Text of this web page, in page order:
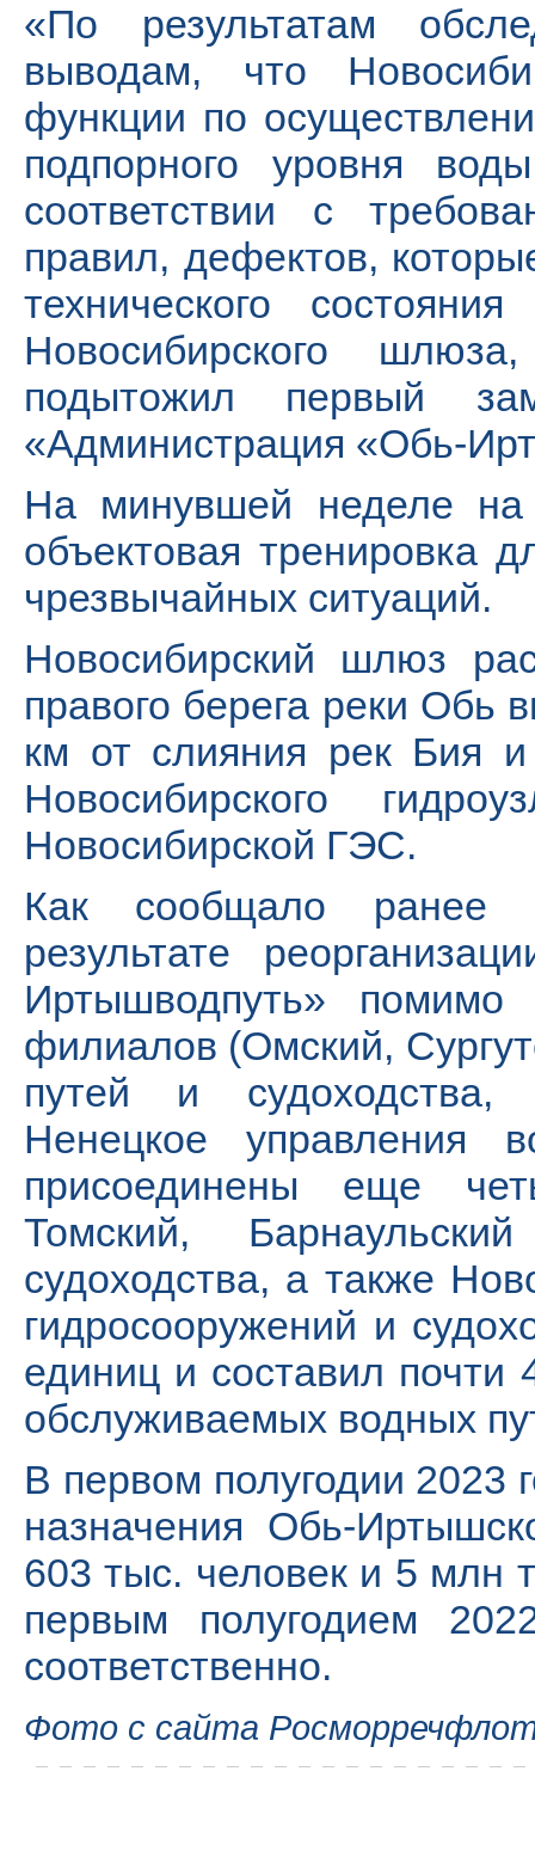
«По результатам
выводам, что
функции по
подпорного уровня
соответствии с
правил, дефектов,
технического
Новосибирского
подытожил первый
«Администрация «Обь-
На минувшей неделе
объектовая тренировка
чрезвычайных ситуаций.
Новосибирский шлюз
правого берега реки Обь
км от слияния рек Бия
Новосибирского
Новосибирской ГЭС.
Как сообщало ранее
результате
Иртышводпуть»
филиалов (Омский,
путей и
Ненецкое управления
присоединены еще
Томский,
судоходства, а также
гидросооружений и
единиц и составил почти
обслуживаемых водных
В первом полугодии 2023
назначения Обь-
603 тыс. человек и 5 млн
первым полугодием
соответственно.
Фото с сайта